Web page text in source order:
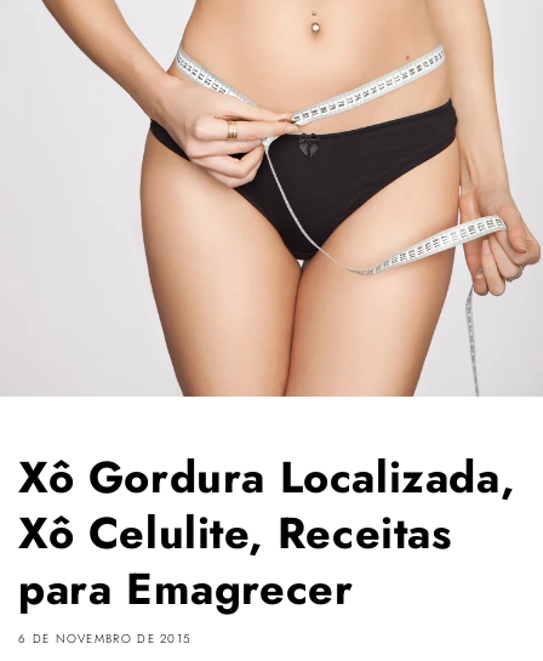
Xô Gordura Localizada,
Xô Celulite, Receitas
para Emagrecer
6 DE NOVEMBRO DE 2015